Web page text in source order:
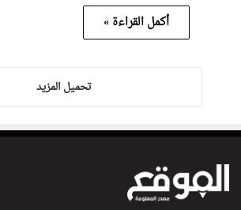
أكمل القراءة »
تحميل المزيد